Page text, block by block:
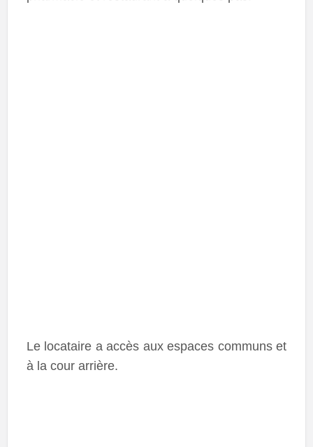
Le locataire a accès aux espaces communs et
à la cour arrière.